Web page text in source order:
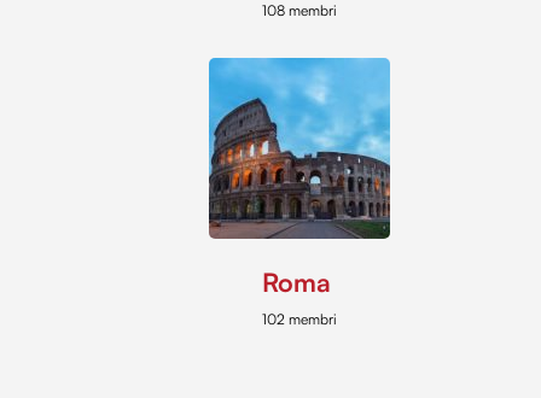
108 membri
Roma
102 membri